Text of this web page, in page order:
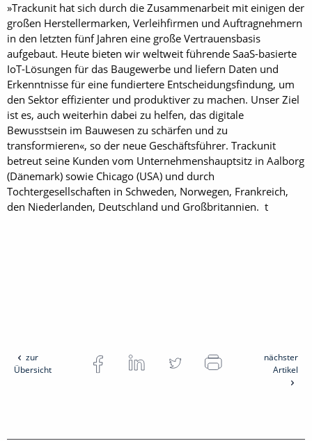
»Trackunit hat sich durch die Zusammenarbeit mit einigen der
großen Herstellermarken, Verleihfirmen und Auftragnehmern
in den letzten fünf Jahren eine große Vertrauensbasis
aufgebaut. Heute bieten wir weltweit führende SaaS-basierte
IoT-Lösungen für das Baugewerbe und liefern Daten und
Erkenntnisse für eine fundiertere Entscheidungsfindung, um
den Sektor effizienter und produktiver zu machen. Unser Ziel
ist es, auch weiterhin dabei zu helfen, das digitale
Bewusstsein im Bauwesen zu schärfen und zu
transformieren«, so der neue Geschäftsführer. Trackunit
betreut seine Kunden vom Unternehmenshauptsitz in Aalborg
(Dänemark) sowie Chicago (USA) und durch
Tochtergesellschaften in Schweden, Norwegen, Frankreich,
den Niederlanden, Deutschland und Großbritannien. t
zur
Übersicht
nächster
Artikel